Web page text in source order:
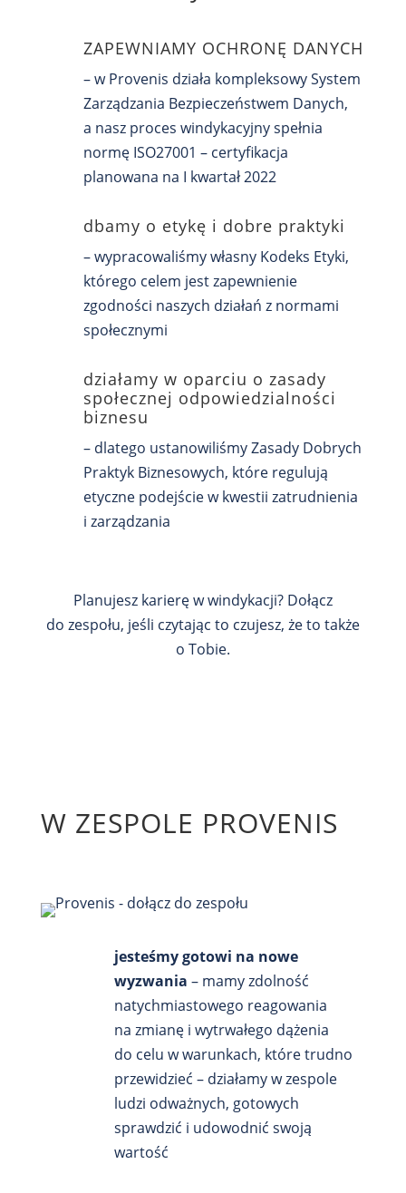
ZAPEWNIAMY OCHRONĘ DANYCH
– w Provenis działa kompleksowy System
Zarządzania Bezpieczeństwem Danych,
a nasz proces windykacyjny spełnia
normę ISO27001 – certyfikacja
planowana na I kwartał 2022
dbamy o etykę i dobre praktyki
– wypracowaliśmy własny Kodeks Etyki,
którego celem jest zapewnienie
zgodności naszych działań z normami
społecznymi
działamy w oparciu o zasady
społecznej odpowiedzialności
biznesu
– dlatego ustanowiliśmy Zasady Dobrych
Praktyk Biznesowych, które regulują
etyczne podejście w kwestii zatrudnienia
i zarządzania
Planujesz karierę w windykacji? Dołącz
do zespołu, jeśli czytając to czujesz, że to także
o Tobie.
W ZESPOLE PROVENIS
jesteśmy gotowi na nowe
wyzwania – mamy zdolność
natychmiastowego reagowania
na zmianę i wytrwałego dążenia
do celu w warunkach, które trudno
przewidzieć – działamy w zespole
ludzi odważnych, gotowych
sprawdzić i udowodnić swoją
wartość